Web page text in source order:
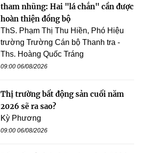
tham nhũng: Hai "lá chắn" cần được
hoàn thiện đồng bộ
ThS. Phạm Thị Thu Hiền, Phó Hiệu
trường Trường Cán bộ Thanh tra -
Ths. Hoàng Quốc Tráng
09:00 06/08/2026
Thị trường bất động sản cuối năm
2026 sẽ ra sao?
Kỳ Phương
09:00 06/08/2026